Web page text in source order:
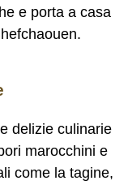
e porta a casa
delizie culinarie
marocchini e
come la tagine,